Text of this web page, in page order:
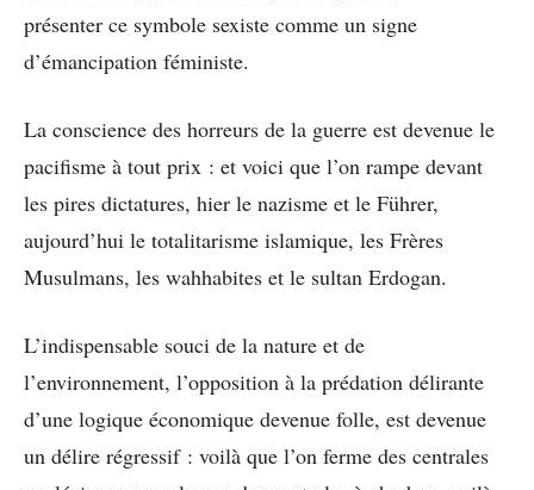
présenter ce symbole sexiste comme un signe
d’émancipation féministe.
La conscience des horreurs de la guerre est devenue le
pacifisme à tout prix : et voici que l’on rampe devant
les pires dictatures, hier le nazisme et le Führer,
aujourd’hui le totalitarisme islamique, les Frères
Musulmans, les wahhabites et le sultan Erdogan.
L’indispensable souci de la nature et de
l’environnement, l’opposition à la prédation délirante
d’une logique économique devenue folle, est devenue
un délire régressif : voilà que l’on ferme des centrales